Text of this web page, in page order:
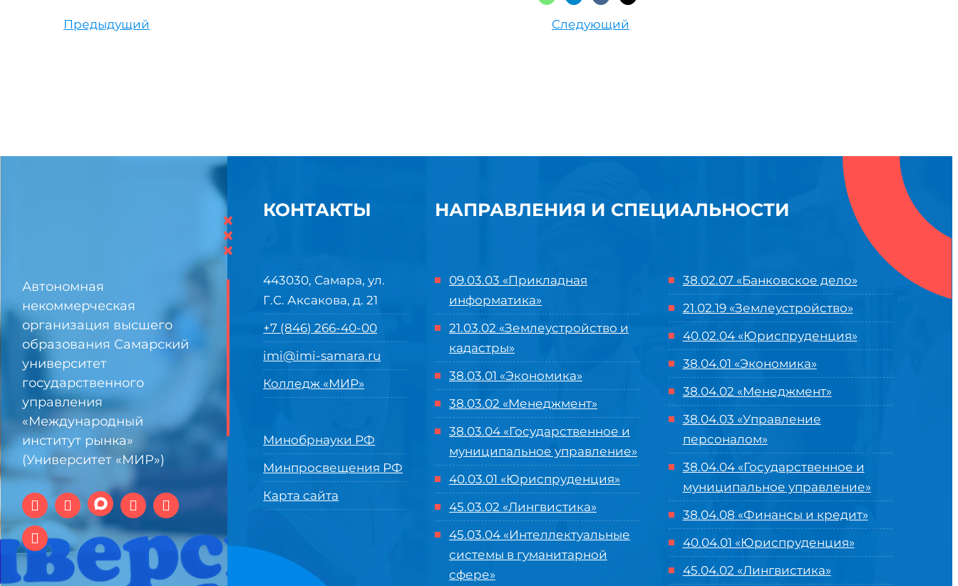
Предыдущий Следующий
Автономная
некоммерческая
организация высшего
образования Самарский
университет
государственного
управления
«Международный
институт рынка»
(Университет «МИР»)
×
×
×
КОНТАКТЫ
443030, Самара, ул.
Г.С. Аксакова, д. 21
+7 (846) 266-40-00
imi@imi-samara.ru
Колледж «МИР»
Минобрнауки РФ
Минпросвещения РФ
Карта сайта
НАПРАВЛЕНИЯ И СПЕЦИАЛЬНОСТИ
09.03.03 «Прикладная
информатика»
21.03.02 «Землеустройство и
кадастры»
38.03.01 «Экономика»
38.03.02 «Менеджмент»
38.03.04 «Государственное и
муниципальное управление»
40.03.01 «Юриспруденция»
45.03.02 «Лингвистика»
45.03.04 «Интеллектуальные
системы в гуманитарной
сфере»
38.02.07 «Банковское дело»
21.02.19 «Землеустройство»
40.02.04 «Юриспруденция»
38.04.01 «Экономика»
38.04.02 «Менеджмент»
38.04.03 «Управление
персоналом»
38.04.04 «Государственное и
муниципальное управление»
38.04.08 «Финансы и кредит»
40.04.01 «Юриспруденция»
45.04.02 «Лингвистика»